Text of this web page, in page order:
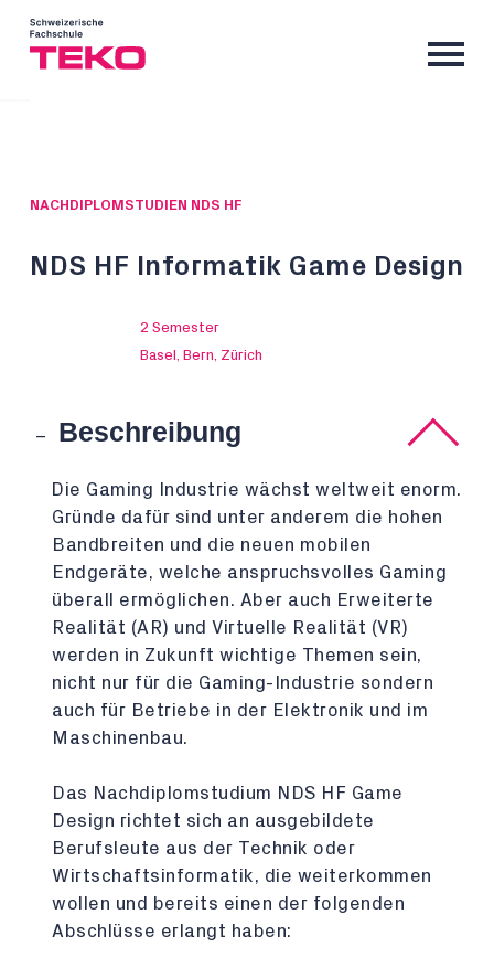
NACHDIPLOMSTUDIEN NDS HF
NDS HF Informatik Game Design
2 Semester
Basel, Bern, Zürich
Beschreibung
Die Gaming Industrie wächst weltweit enorm.
Gründe dafür sind unter anderem die hohen
Bandbreiten und die neuen mobilen
Endgeräte, welche anspruchsvolles Gaming
überall ermöglichen. Aber auch Erweiterte
Realität (AR) und Virtuelle Realität (VR)
werden in Zukunft wichtige Themen sein,
nicht nur für die Gaming-Industrie sondern
auch für Betriebe in der Elektronik und im
Maschinenbau.
Das Nachdiplomstudium NDS HF Game
Design richtet sich an ausgebildete
Berufsleute aus der Technik oder
Wirtschaftsinformatik, die weiterkommen
wollen und bereits einen der folgenden
Abschlüsse erlangt haben: